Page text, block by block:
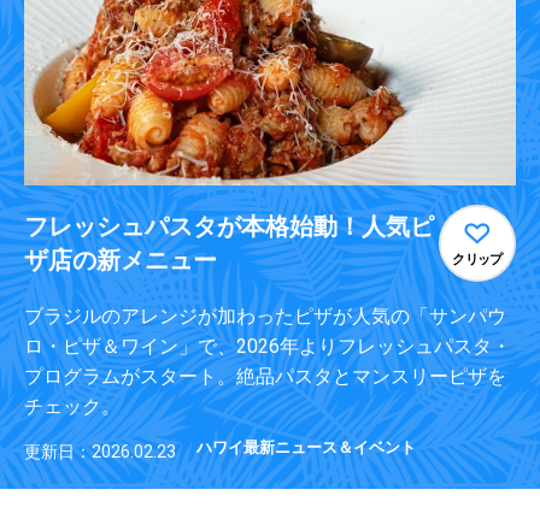
フレッシュパスタが本格始動！人気ピ
ザ店の新メニュー
クリップ
ブラジルのアレンジが加わったピザが人気の「サンパウ
ロ・ピザ＆ワイン」で、2026年よりフレッシュパスタ・
プログラムがスタート。絶品パスタとマンスリーピザを
チェック。
更新日：2026.02.23 ハワイ最新ニュース＆イベント